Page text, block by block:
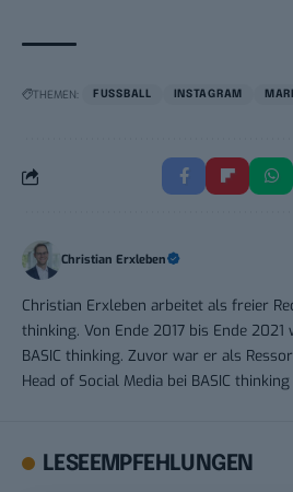
THEMEN: FUSSBALL INSTAGRAM
Christian Erxleben
Christian Erxleben arbeitet als freier
thinking. Von Ende 2017 bis Ende
BASIC thinking. Zuvor war er als
Head of Social Media bei BASIC
LESEEMPFEHLUNGEN